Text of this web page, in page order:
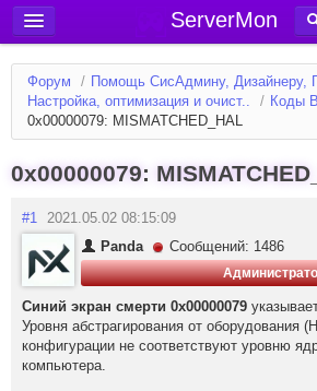
ServerMon
Добавить сервер
Мониторинг серверов
Блог
Форум
Вход в аккаунт
Форум / Помощь СисАдмину, Дизайнеру,
Настройка, оптимизация и очист..
/ Коды
0x00000079: MISMATCHED_HAL
0x00000079:
#1 2021.05.02 08:15:09
Panda
Сообщений: 1486
Синий экран смерти 0x00000079
Уровня абстрагирования от оборудования
конфигурации не соответствуют уровню
компьютера.